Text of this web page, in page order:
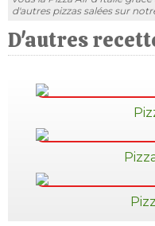
d'autres pizzas salées sur
D'autres